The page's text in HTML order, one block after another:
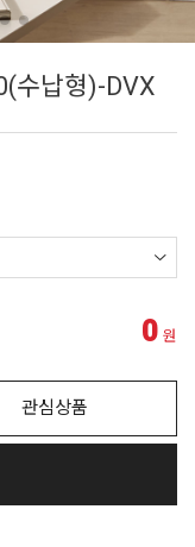
수납형)-DVX
0 원
관심상품